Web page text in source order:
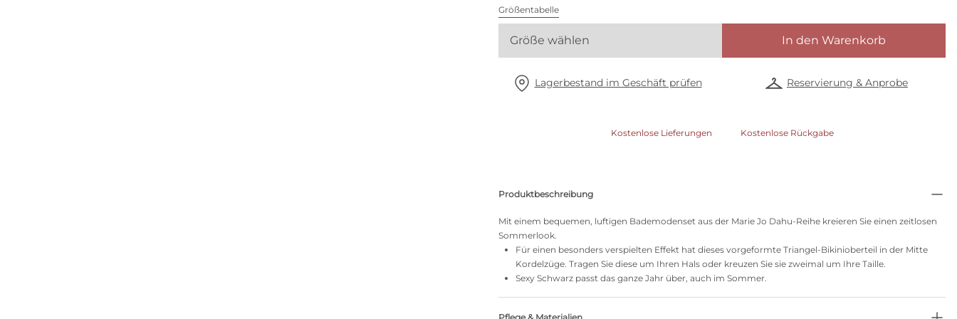
Größentabelle
Größe wählen In den Warenkorb
Lagerbestand im Geschäft prüfen Reservierung & Anprobe
Kostenlose Lieferungen Kostenlose Rückgabe
Produktbeschreibung
Mit einem bequemen, luftigen Bademodenset aus der Marie Jo Dahu-Reihe kreieren Sie einen zeitlosen
Sommerlook.
Für einen besonders verspielten Effekt hat dieses vorgeformte Triangel-Bikinioberteil in der Mitte
Kordelzüge. Tragen Sie diese um Ihren Hals oder kreuzen Sie sie zweimal um Ihre Taille.
Sexy Schwarz passt das ganze Jahr über, auch im Sommer.